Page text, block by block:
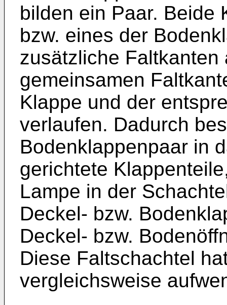
bilden ein Paar. Beide
bzw. eines der
zusätzliche
gemeinsamen
Klappe und der
verlaufen. Dadurch
Bodenklappenpaar in
gerichtete
Lampe in der
Deckel- bzw.
Deckel- bzw.
Diese Faltschachtel
vergleichsweise